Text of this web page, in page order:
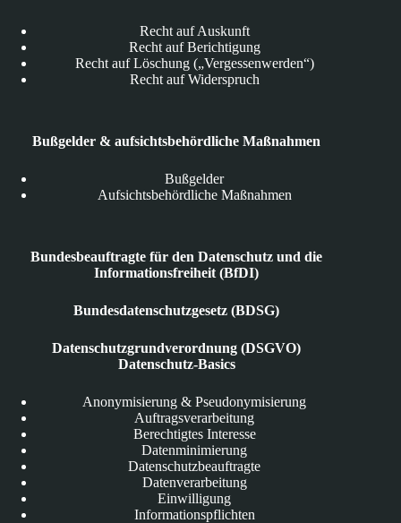
Recht auf Auskunft
Recht auf Berichtigung
Recht auf Löschung („Vergessenwerden“)
Recht auf Widerspruch
Bußgelder & aufsichtsbehördliche Maßnahmen
Bußgelder
Aufsichtsbehördliche Maßnahmen
Bundesbeauftragte für den Datenschutz und die
Informationsfreiheit (BfDI)
Bundesdatenschutzgesetz (BDSG)
Datenschutzgrundverordnung (DSGVO)
Datenschutz-Basics
Anonymisierung & Pseudonymisierung
Auftragsverarbeitung
Berechtigtes Interesse
Datenminimierung
Datenschutzbeauftragte
Datenverarbeitung
Einwilligung
Informationspflichten